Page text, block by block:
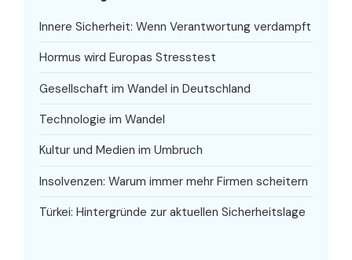
Innere Sicherheit: Wenn Verantwortung verdampft
Hormus wird Europas Stresstest
Gesellschaft im Wandel in Deutschland
Technologie im Wandel
Kultur und Medien im Umbruch
Insolvenzen: Warum immer mehr Firmen scheitern
Türkei: Hintergründe zur aktuellen Sicherheitslage